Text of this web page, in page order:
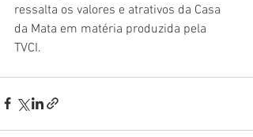
ressalta os valores e atrativos da Casa
da Mata em matéria produzida pela
TVCI.